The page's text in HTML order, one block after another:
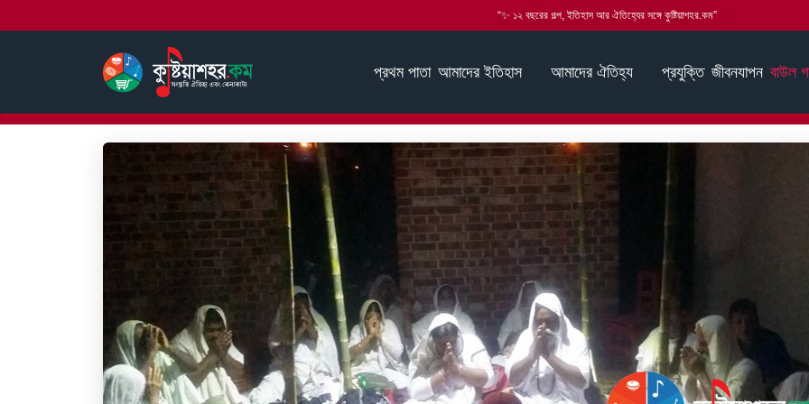
“✨ ১২ বছরের গল্প, ইতিহাস আর ঐতিহ্যের সঙ্গে কুষ্টিয়াশহর.কম”
প্রথম পাতা আমাদের ইতিহাস আমাদের ঐতিহ্য প্রযুক্তি জীবনযাপন বাউল